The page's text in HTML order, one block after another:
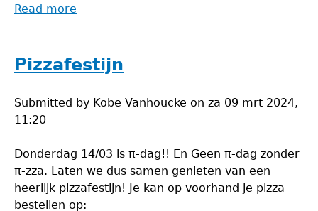
Read more
Pizzafestijn
Submitted by Kobe Vanhoucke on za 09 mrt 2024,
11:20
Donderdag 14/03 is π-dag!! En Geen π-dag zonder
π-zza. Laten we dus samen genieten van een
heerlijk pizzafestijn! Je kan op voorhand je pizza
bestellen op: